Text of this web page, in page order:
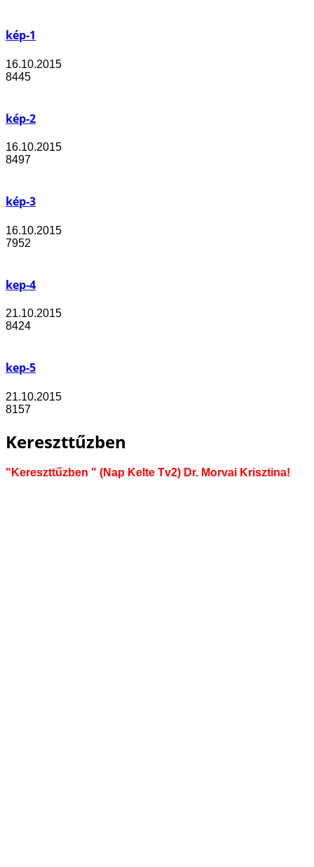
kép-1
16.10.2015
8445
kép-2
16.10.2015
8497
kép-3
16.10.2015
7952
kep-4
21.10.2015
8424
kep-5
21.10.2015
8157
Kereszttűzben
"Kereszttűzben " (Nap Kelte Tv2) Dr. Morvai Krisztina!